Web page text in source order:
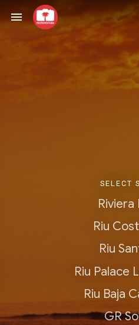
menu
SELECT
Riviera
Riu
Riu
Riu Palace
Riu Baja
GR